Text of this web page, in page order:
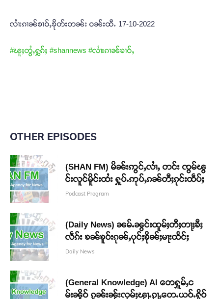
လၢႆးၵၢၼ်ၶၢဝ်ႇၶိုတ်းတၼ်း ဝၼ်းထီႉ 17-10-2022
#ၽူႈတွႆႇႁွၵ်ႈ #shannews #လၢႆးၵၢၼ်ၶၢဝ်ႇ
OTHER EPISODES
(SHAN FM) မိၼ်းဢွင်ႇလၢႆႇ တင်း ၸွမ်ၽွ
င်းလူင်မိူင်းထႆး ႁူပ်ႉဢုပ်ႇၵၼ်တီႈၵုင်းထဵပ်ႈ
Podcast Program
(Daily News) ၼမ်ႉၼွင်းထူမ်ႈတီႈတႃႈၶီႈ
လဵၵ်း ၶၼ်ၶူဝ်းၵုၼ်ႇပုင်ႈၶိုၼ်ႈမႃးထႅင်ႈ
Daily News
(General Knowledge) AI တေႁူမ်ႇင
မ်းၼိူဝ် ၵူၼ်းၼႂ်းလုမ်ႈၾႃႉၵႂႃႇတေႉယဝ်ႉႁိုဝ်